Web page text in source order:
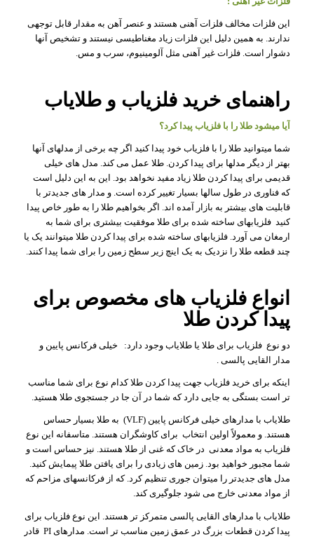
این فلزات مخالف فلزات آهنی هستند و عنصر آهن به مقدار قابل توجهی
ندارند. به همین دلیل این فلزات زیاد مغناطیسی نیستند و تشخیص آنها
دشوار است. فلزات غیر آهنی مثل آلومینیوم، سرب و مس.
راهنمای خرید فلزیاب و طلایاب
آیا میشود طلا را با فلزیاب پیدا کرد؟
شما میتوانید طلا را با فلزیاب خود پیدا کنید اگر چه برخی از مدلهای آنها
بهتر از دیگر مدلها برای پیدا کردن. طلا عمل می کند. مدل های خیلی
قدیمی برای پیدا کردن طلا زیاد مفید نخواهد بود. این به این دلیل است
که فناوری در طول سالها بسیار تغییر کرده است. و مدار های جدیدتر با
قابلیت های بیشتر به بازار آمده اند. اگر بخواهیم طلا را به طور خاص پیدا
کنید فلزیابهای ساخته شده برای طلا موفقیت بیشتری برای شما به
ارمغان می آورد. فلزیابهای ساخته شده برای پیدا کردن طلا میتوانند یک یا
چند قطعه طلا را نزدیک به یک اینچ زیر سطح زمین را برای شما پیدا کنند.
انواع فلزیاب های مخصوص برای
پیدا کردن طلا
دو نوع فلزیاب برای طلا یا طلایاب وجود دارد: خیلی فرکانس پایین و
مدار القایی پالسی .
اینکه برای خرید فلزیاب جهت پیدا کردن طلا کدام نوع برای شما مناسب
تر است بستگی به جایی دارد که شما در آن جا در جستجوی طلا هستید.
طلایاب با مدارهای خیلی فرکانس پایین (VLF) به طلا بسیار حساس
هستند. و معمولاً اولین انتخاب برای کاوشگران هستند. متاسفانه این نوع
فلزیاب به مواد معدنی در خاک که غنی از طلا هستند. نیز حساس است و
شما مجبور خواهید بود. زمین های زیادی را برای یافتن طلا پیمایش کنید.
مدل های جدیدتر را میتوان جوری تنظیم کرد. که از فرکانسهای مزاحم که
از مواد معدنی خارج می شود جلوگیری کند.
طلایاب با مدارهای القایی پالسی متمرکز تر هستند. این نوع فلزیاب برای
پیدا کردن قطعات بزرگ در عمق زمین مناسب تر است. مدارهای PI قادر